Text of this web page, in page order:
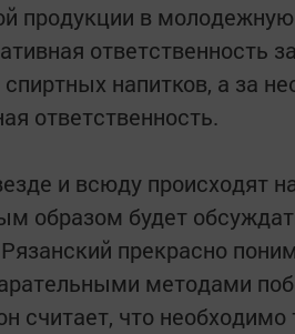
продукции в
ответственность
напитков, а за
ответственность.
и всюду происходят
образом будет
прекрасно
методами
считает, что